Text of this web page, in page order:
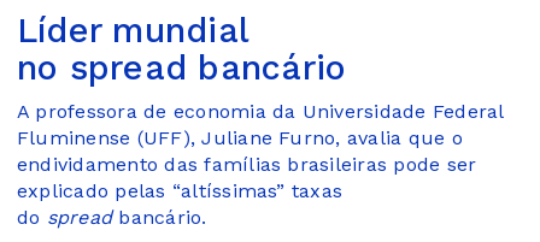
Líder mundial
no spread bancário
A professora de economia da Universidade Federal
Fluminense (UFF), Juliane Furno, avalia que o
endividamento das famílias brasileiras pode ser
explicado pelas “altíssimas” taxas
do spreadbancário.